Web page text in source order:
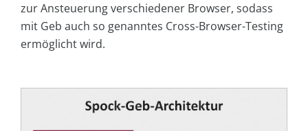
zur Ansteuerung verschiedener Browser, sodass
mit Geb auch so genanntes Cross-Browser-Testing
ermöglicht wird.